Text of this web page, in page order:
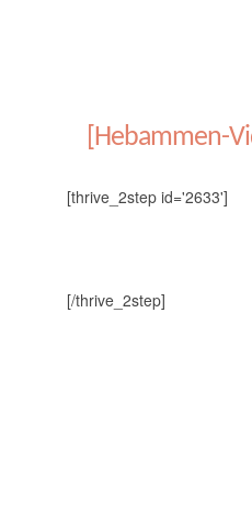
[Hebammen-
[thrive_2step id='2633']
[/thrive_2step]